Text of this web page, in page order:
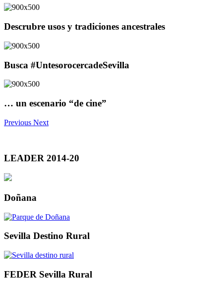
Descrubre usos y tradiciones ancestrales
Busca #UntesorocercadeSevilla
… un escenario “de cine”
Previous Next
LEADER 2014-20
Doñana
Sevilla Destino Rural
FEDER Sevilla Rural